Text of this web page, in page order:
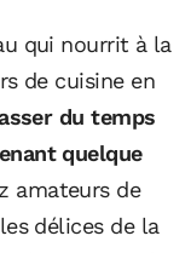
qui nourrit à la
de cuisine en
du temps
quelque
amateurs de
délices de la